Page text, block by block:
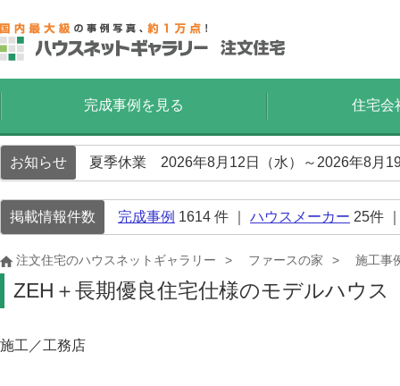
完成事例を見る 住宅会
お知らせ 夏季休業 2026年8月12日（水）～2026年8月
掲載情報件数 完成事例 1614 件 ｜ ハウスメーカー 25件
注文住宅のハウスネットギャラリー ファースの家 施工事
ZEH＋長期優良住宅仕様のモデルハウス
施工／工務店